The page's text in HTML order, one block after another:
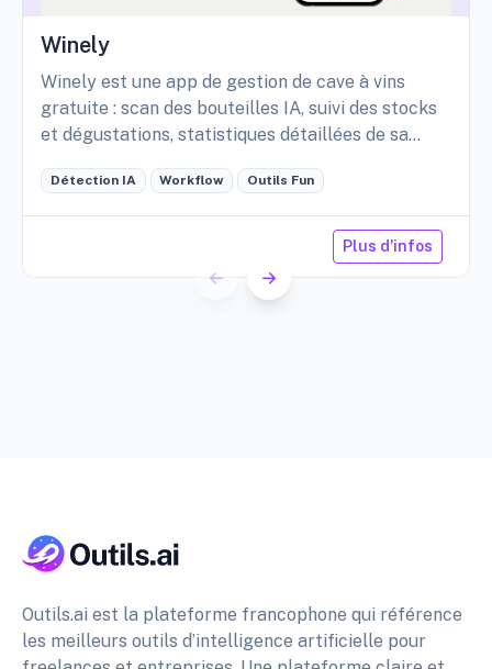
Winely
Winely est une app de gestion de cave à vins
gratuite : scan des bouteilles IA, suivi des stocks
et dégustations, statistiques détaillées de sa
Détection IA Workflow Outils Fun
Plus d'infos
Outils.ai est la plateforme francophone qui référence
les meilleurs outils d’intelligence artificielle pour